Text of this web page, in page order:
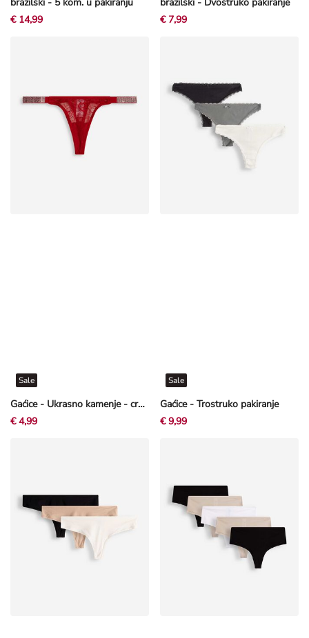
€ 14,99 € 7,99
Gaćice - Ukrasno kamenje - crvena
Sale
€ 4,99
Gaćice - Trostruko pakiranje
Sale
€ 9,99